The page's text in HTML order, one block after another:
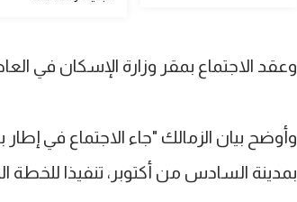
وعقد الاجتماع بمقر وزارة الإسكان في
وأوضح بيان الزمالك "جاء الاجتماع في إطار
بمدينة السادس من أكتوبر، تنفيذا للخطة